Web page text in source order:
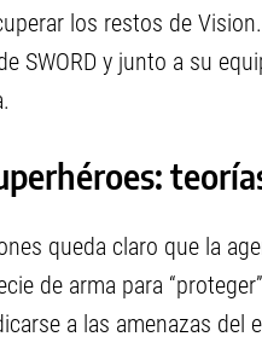
los restos de
SWORD y junto a su
queda claro que la
de arma para
a las amenazas del